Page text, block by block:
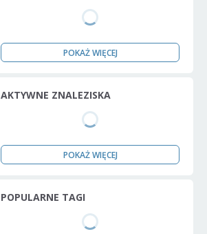
POKAŻ WIĘCEJ
AKTYWNE ZNALEZISKA
POKAŻ WIĘCEJ
POPULARNE TAGI